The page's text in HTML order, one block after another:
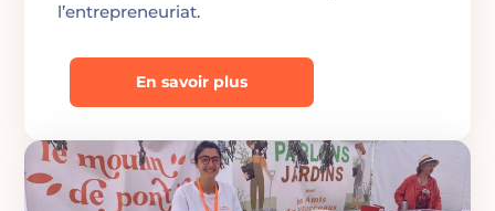
l’entrepreneuriat.
En savoir plus